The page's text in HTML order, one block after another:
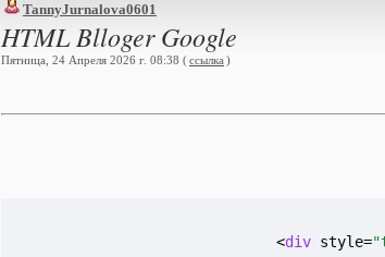
TannyJurnalova0601
HTML Blloger Google
Пятница, 24 Апреля 2026 г. 08:38 (ссылка )
<div style=